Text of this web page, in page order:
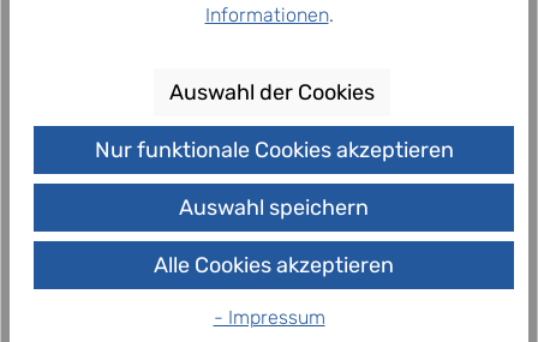
Informationen.
Auswahl der Cookies
Nur funktionale Cookies akzeptieren
Auswahl speichern
Alle Cookies akzeptieren
- Impressum